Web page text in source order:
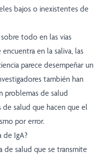
bajos o inexistentes de
sobre todo en las vías
encuentra en la saliva, las
parece desempeñar un
también han
problemas de salud
salud que hacen que el
por error.
de IgA?
de salud que se transmite